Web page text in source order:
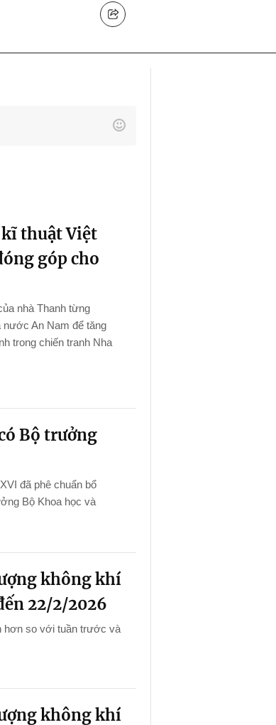
kĩ thuật Việt
góp cho
nhà Thanh từng
nước An Nam để tăng
trong chiến tranh Nha
Bộ trưởng
đã phê chuẩn bổ
Bộ Khoa học và
không khí
22/2/2026
hơn so với tuần trước và
không khí